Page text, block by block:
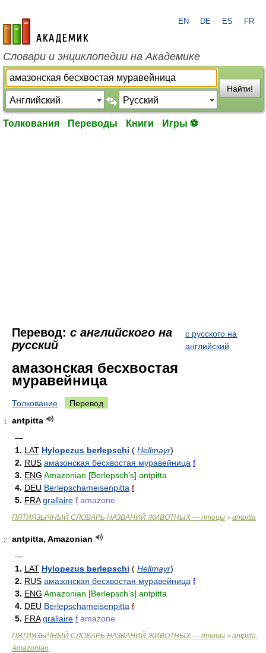
academic.ru
EN DE ES FR
Словари и энциклопедии на Академике
Найти!
Толкования Переводы Книги Игры ⚽
Перевод: с английского на
русский
с русского на
английский
амазонская бесхвостая
муравейница
Толкование Перевод
1
antpitta
—
1. LAT Hylopezus berlepschi ( Hellmayr)
2. RUS амазонская бесхвостая муравейница f
3. ENG Amazonian [Berlepsch’s] antpitta
4. DEU Berlepschameisenpitta f
5. FRA grallaire f amazone
ПЯТИЯЗЫЧНЫЙ СЛОВАРЬ НАЗВАНИЙ ЖИВОТНЫХ — птицы > antpitta
2
antpitta, Amazonian
—
1. LAT Hylopezus berlepschi ( Hellmayr)
2. RUS амазонская бесхвостая муравейница f
3. ENG Amazonian [Berlepsch’s] antpitta
4. DEU Berlepschameisenpitta f
5. FRA grallaire f amazone
ПЯТИЯЗЫЧНЫЙ СЛОВАРЬ НАЗВАНИЙ ЖИВОТНЫХ — птицы > antpitta,
Amazonian